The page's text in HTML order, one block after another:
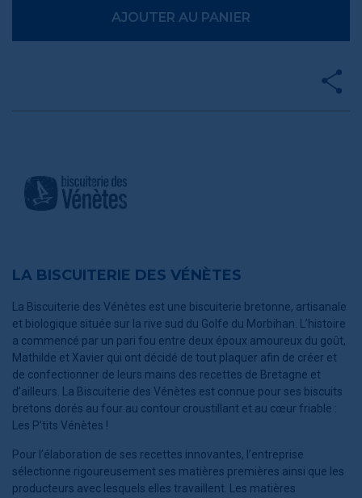
AJOUTER AU PANIER
LA BISCUITERIE DES VÉNÈTES
La Biscuiterie des Vénètes est une biscuiterie bretonne, artisanale
et biologique située sur la rive sud du Golfe du Morbihan. L’histoire
a commencé par un pari fou entre deux époux amoureux du goût,
Mathilde et Xavier qui ont décidé de tout plaquer afin de créer et
de confectionner de leurs mains des recettes de Bretagne et
d’ailleurs. La Biscuiterie des Vénètes est connue pour ses biscuits
bretons dorés au four au contour croustillant et au cœur friable :
Les P’tits Vénètes !
Pour l’élaboration de ses recettes innovantes, l’entreprise
sélectionne rigoureusement ses matières premières ainsi que les
producteurs avec lesquels elles travaillent. Les matières